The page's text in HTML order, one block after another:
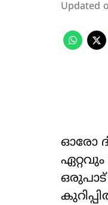
Updated
ഓരോ
ഒരുപാട്